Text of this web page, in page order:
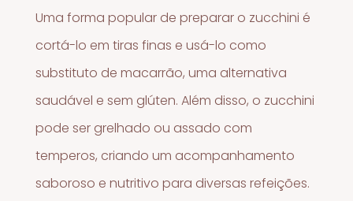
Uma forma popular de preparar o zucchini é
cortá-lo em tiras finas e usá-lo como
substituto de macarrão, uma alternativa
saudável e sem glúten. Além disso, o zucchini
pode ser grelhado ou assado com
temperos, criando um acompanhamento
saboroso e nutritivo para diversas refeições.